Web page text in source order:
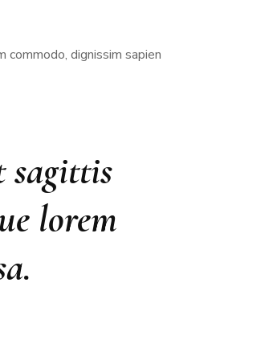
commodo, dignissim sapien
sagittis
lorem